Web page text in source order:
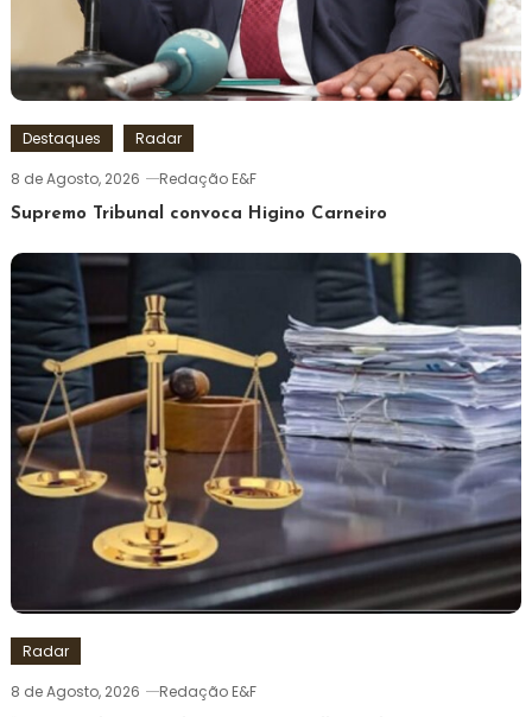
Destaques
Radar
8 de Agosto, 2026
Redação E&F
Supremo Tribunal convoca Higino Carneiro
Radar
8 de Agosto, 2026
Redação E&F